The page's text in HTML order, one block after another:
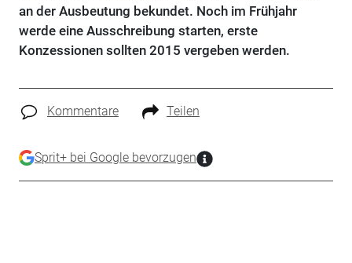
an der Ausbeutung bekundet. Noch im Frühjahr
werde eine Ausschreibung starten, erste
Konzessionen sollten 2015 vergeben werden.
Kommentare Teilen
Sprit+ bei Google bevorzugen